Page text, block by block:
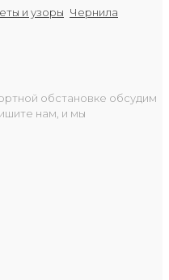
и узоры Чернила
обстановке обсудим
нам, и мы